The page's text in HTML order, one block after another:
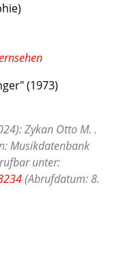
(1973)
Zykan Otto M. .
Musikdatenbank
unter:
(Abrufdatum: 8.